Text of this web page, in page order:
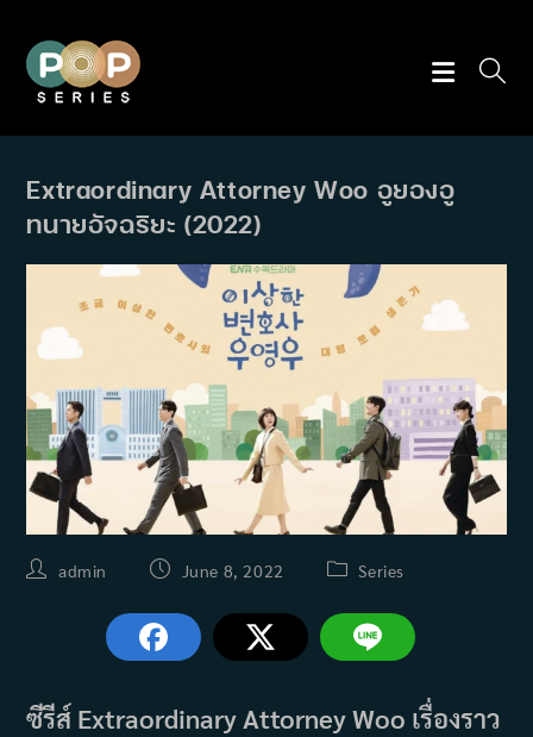
content
Extraordinary Attorney Woo อูยองอู
ทนายอัจฉริยะ (2022)
Postadmin
Post June 8, 2022
PostSeries
ซีรีส์ Extraordinary Attorney Woo เรื่องราว